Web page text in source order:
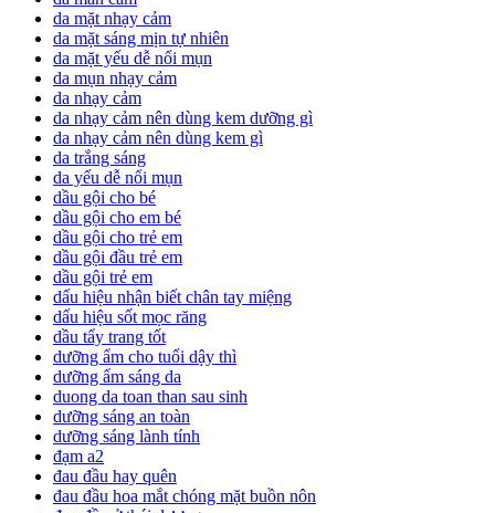
da mặt nhạy cảm
da mặt sáng mịn tự nhiên
da mặt yếu dễ nổi mụn
da mụn nhạy cảm
da nhạy cảm
da nhạy cảm nên dùng kem dưỡng gì
da nhạy cảm nên dùng kem gì
da trắng sáng
da yếu dễ nổi mụn
dầu gội cho bé
dầu gội cho em bé
dầu gội cho trẻ em
dầu gội đầu trẻ em
dầu gội trẻ em
dấu hiệu nhận biết chân tay miệng
dấu hiệu sốt mọc răng
dầu tẩy trang tốt
dưỡng ẩm cho tuổi dậy thì
dưỡng ẩm sáng da
duong da toan than sau sinh
dưỡng sáng an toàn
dưỡng sáng lành tính
đạm a2
đau đầu hay quên
đau đầu hoa mắt chóng mặt buồn nôn